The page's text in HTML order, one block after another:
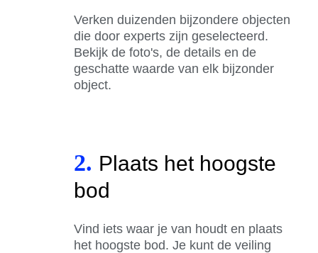
Verken duizenden bijzondere objecten
die door experts zijn geselecteerd.
Bekijk de foto's, de details en de
geschatte waarde van elk bijzonder
object.
2. Plaats het hoogste
bod
Vind iets waar je van houdt en plaats
het hoogste bod. Je kunt de veiling